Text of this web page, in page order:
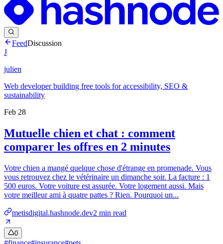
FeedDiscussion
J
julien
Web developer building free tools for accessibility, SEO &
sustainability
Feb 28
Mutuelle chien et chat : comment
comparer les offres en 2 minutes
Votre chien a mangé quelque chose d'étrange en promenade. Vous
vous retrouvez chez le vétérinaire un dimanche soir. La facture : 1
500 euros. Votre voiture est assurée. Votre logement aussi. Mais
votre meilleur ami à quatre pattes ? Rien. Pourquoi un...
metisdigital.hashnode.dev2 min read
0